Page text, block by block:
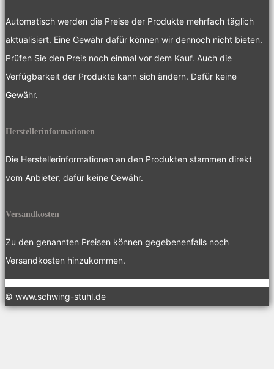
Automatisch werden die Preise der Produkte mehrfach täglich
aktualisiert. Eine Gewähr dafür können wir dennoch nicht bieten.
Prüfen Sie den Preis noch einmal vor dem Kauf. Auch die
Verfügbarkeit der Produkte kann sich ändern. Dafür keine
Gewähr.
Herstellerinformationen
Die Herstellerinformationen an den Produkten stammen direkt
vom Anbieter, dafür keine Gewähr.
Versandkosten
Zu den genannten Preisen können gegebenenfalls noch
Versandkosten hinzukommen.
© www.schwing-stuhl.de